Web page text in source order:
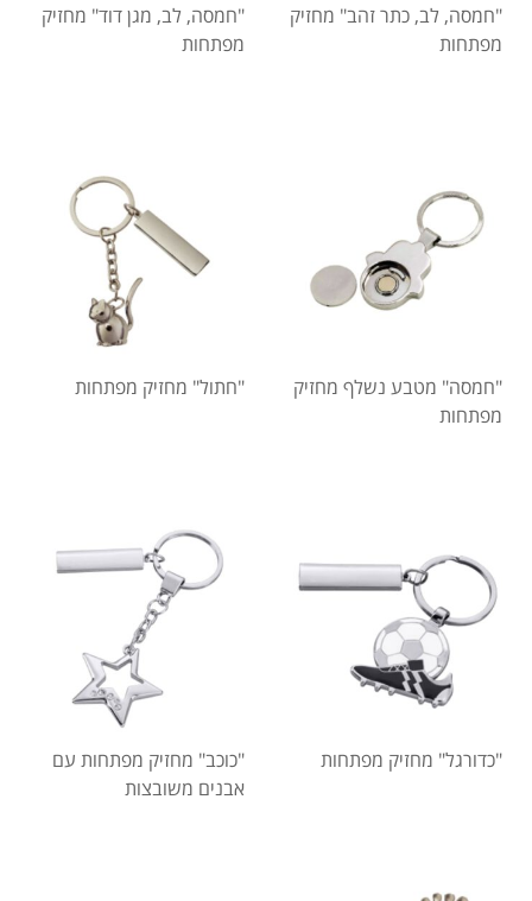
"חמסה, לב, כתר זהב" מחזיק
מפתחות
"חמסה, לב, מגן דוד" מחזיק
מפתחות
"חמסה" מטבע נשלף מחזיק
מפתחות
"חתול" מחזיק מפתחות
"כדורגל" מחזיק מפתחות
"כוכב" מחזיק מפתחות עם
אבנים משובצות